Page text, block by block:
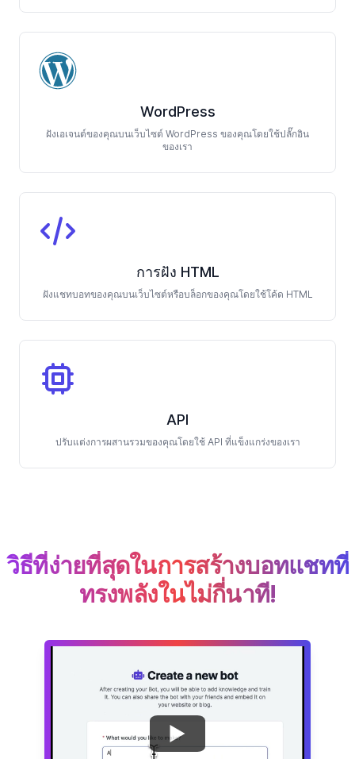
WordPress
ฝังเอเจนต์ของคุณบนเว็บไซต์ WordPress ของคุณโดยใช้ปลั๊กอิน
ของเรา
การฝัง HTML
ฝังแชทบอทของคุณบนเว็บไซต์หรือบล็อกของคุณโดยใช้โค้ด HTML
API
ปรับแต่งการผสานรวมของคุณโดยใช้ API ที่แข็งแกร่งของเรา
วิธีที่ง่ายที่สุดในการสร้างบอทแชทที่
ทรงพลังในไม่กี่นาที!